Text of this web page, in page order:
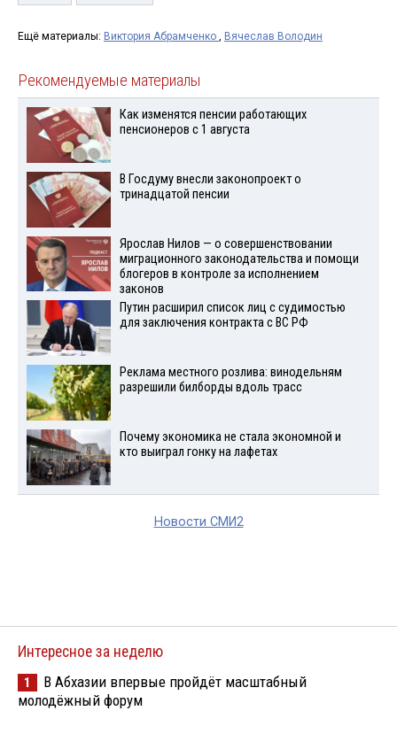
Ещё материалы: Виктория Абрамченко , Вячеслав Володин
Рекомендуемые материалы
Как изменятся пенсии работающих
пенсионеров с 1 августа
В Госдуму внесли законопроект о
тринадцатой пенсии
Ярослав Нилов — о совершенствовании
миграционного законодательства и помощи
блогеров в контроле за исполнением
законов
Путин расширил список лиц с судимостью
для заключения контракта с ВС РФ
Реклама местного розлива: винодельням
разрешили билборды вдоль трасс
Почему экономика не стала экономной и
кто выиграл гонку на лафетах
Новости СМИ2
Интересное за неделю
1
В Абхазии впервые пройдёт масштабный
молодёжный форум